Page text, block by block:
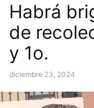
Habrá
de
y 1o.
diciembre 23, 2024